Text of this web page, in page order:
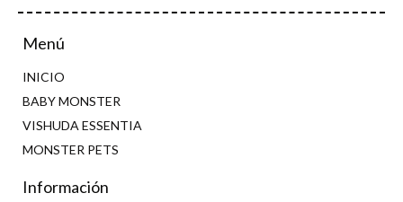
Menú
INICIO
BABY MONSTER
VISHUDA ESSENTIA
MONSTER PETS
Información